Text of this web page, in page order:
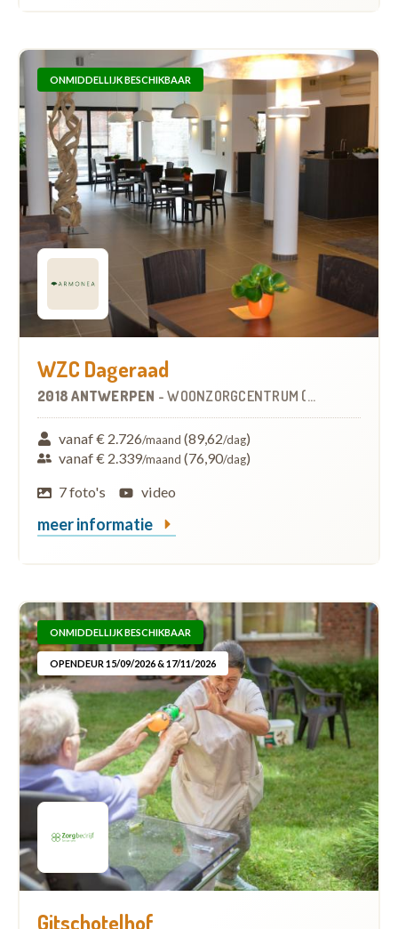
ONMIDDELLIJK BESCHIKBAAR
WZC Dageraad
2018 ANTWERPEN -WOONZORGCENTRUM (WZC)
vanaf € 2.726/maand (89,62/dag)
vanaf € 2.339/maand (76,90/dag)
7 foto's
video
meer informatie
ONMIDDELLIJK BESCHIKBAAR
OPENDEUR 15/09/2026 & 17/11/2026
Gitschotelhof